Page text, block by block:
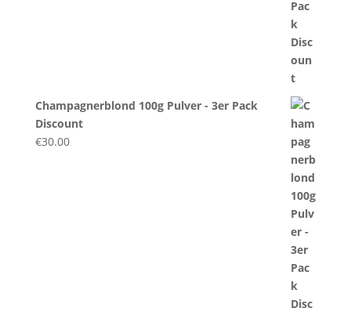
Champagnerblond 100g Pulver - 3er Pack
Discount
€30.00